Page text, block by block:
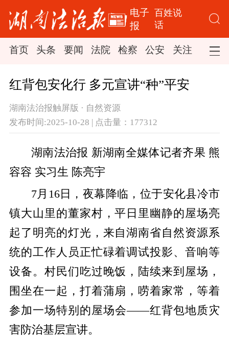
电子
报
百姓说
话
首页 头条 要闻 法院 检察 公安 关注 司法
红背包安化行 多元宣讲“种”平安
湖南法治报触屏版 · 自然资源
发布时间:2025-10-28 | 点击量：177312
湖南法治报 新湖南全媒体记者齐果 熊
容容 实习生 陈亮宇
7月16日， 夜幕降临， 位于安化县冷市
镇大山里的董家村，平日里幽静的屋场亮
起了 明亮的灯光 ，来自湖南省自然资源系
统的工作人员正忙碌着调试投影、音响等
设备。村民们吃过晚饭，陆续来到屋场，
围坐在一起， 打着蒲扇，唠着家常，等着
参加一场特别的屋场会——红背包地质灾
害防治基层宣讲。